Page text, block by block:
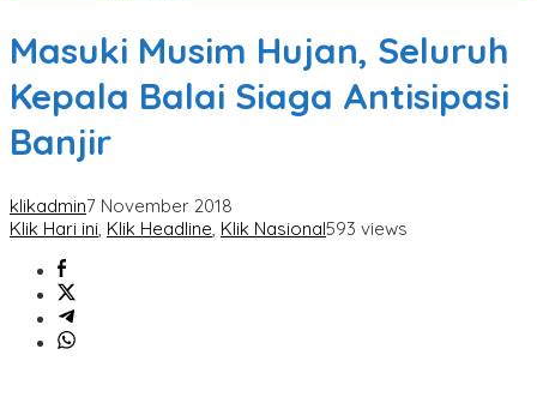
Masuki Musim Hujan, Seluruh
Kepala Balai Siaga Antisipasi
Banjir
klikadmin7 November 2018
Klik Hari ini, Klik Headline, Klik Nasional593 views